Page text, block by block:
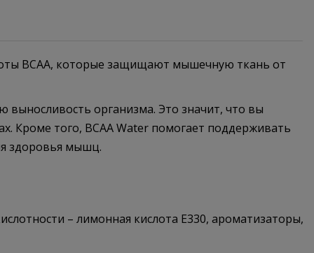
BCAA, которые защищают мышечную ткань от
выносливость организма. Это значит, что вы
Кроме того, BCAA Water помогает поддерживать
здоровья мышц.
– лимонная кислота E330, ароматизаторы,